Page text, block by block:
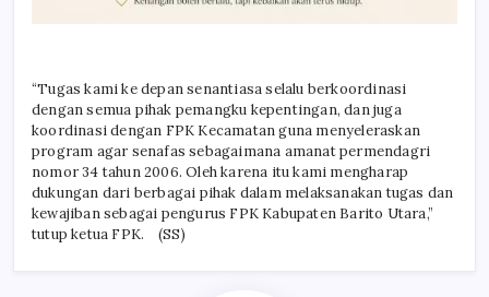
“Tugas kami ke depan senantiasa selalu berkoordinasi
dengan semua pihak pemangku kepentingan, dan juga
koordinasi dengan FPK Kecamatan guna menyeleraskan
program agar senafas sebagaimana amanat permendagri
nomor 34 tahun 2006. Oleh karena itu kami mengharap
dukungan dari berbagai pihak dalam melaksanakan tugas dan
kewajiban sebagai pengurus FPK Kabupaten Barito Utara,”
tutup ketua FPK. (SS)